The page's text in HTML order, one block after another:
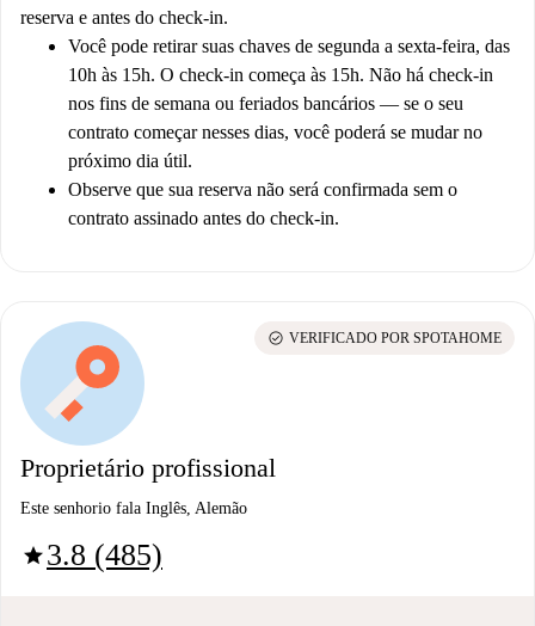
reserva e antes do check-in.
Você pode retirar suas chaves de segunda a sexta-feira, das
10h às 15h. O check-in começa às 15h. Não há check-in
nos fins de semana ou feriados bancários — se o seu
contrato começar nesses dias, você poderá se mudar no
próximo dia útil.
Observe que sua reserva não será confirmada sem o
contrato assinado antes do check-in.
Proprietário profissional
Este senhorio fala Inglês, Alemão
star3.8 (485)
check_circle VERIFICADO POR SPOTAHOME